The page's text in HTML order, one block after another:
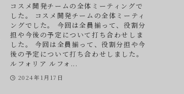
コスメ開発チームの全体ミーティングで
した。 コスメ開発チームの全体ミーティ
ングでした。 今回は全員揃って、役割分
担や今後の予定について打ち合わせしま
した。 今回は全員揃って、役割分担や今
後の予定について打ち合わせしました。
ルフォリア ルフォ...
2024年1月17日